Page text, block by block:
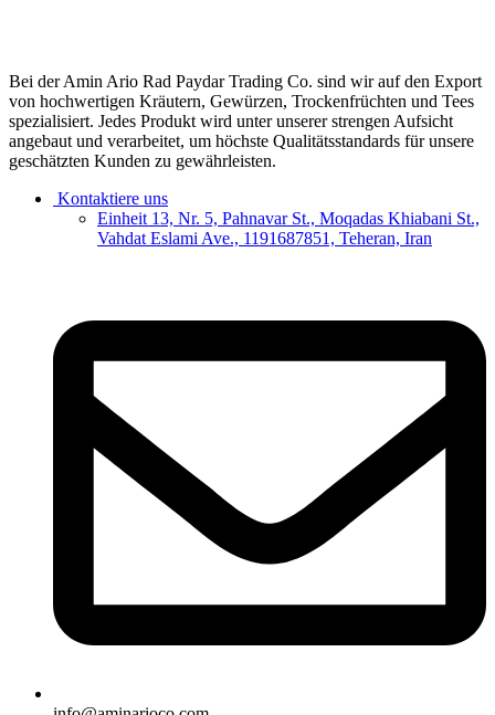
Bei der Amin Ario Rad Paydar Trading Co. sind wir auf den Export
von hochwertigen Kräutern, Gewürzen, Trockenfrüchten und Tees
spezialisiert. Jedes Produkt wird unter unserer strengen Aufsicht
angebaut und verarbeitet, um höchste Qualitätsstandards für unsere
geschätzten Kunden zu gewährleisten.
Kontaktiere uns
Einheit 13, Nr. 5, Pahnavar St., Moqadas Khiabani St.,
Vahdat Eslami Ave., 1191687851, Teheran, Iran